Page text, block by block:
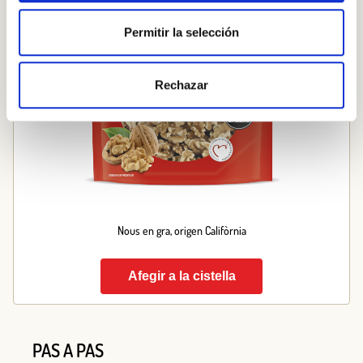
Permitir la selección
Rechazar
Nous en gra, origen Califòrnia
Afegir a la cistella
PAS A PAS